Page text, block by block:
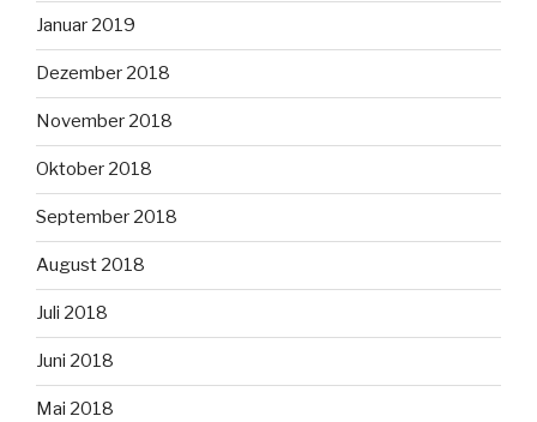
Januar 2019
Dezember 2018
November 2018
Oktober 2018
September 2018
August 2018
Juli 2018
Juni 2018
Mai 2018